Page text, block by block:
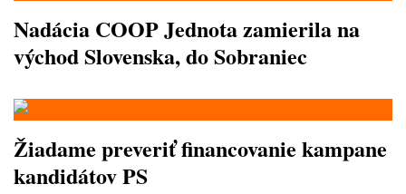
Nadácia COOP Jednota zamierila na
východ Slovenska, do Sobraniec
Žiadame preveriť financovanie kampane
kandidátov PS